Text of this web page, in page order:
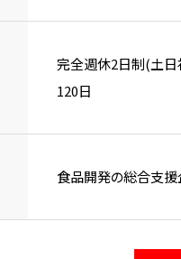
完全週休2日制(土日
120日
食品開発の総合支